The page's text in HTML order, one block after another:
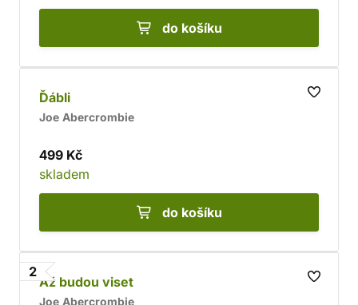
do košíku
Ďábli
Joe Abercrombie
499 Kč
skladem
do košíku
2
Až budou viset
Joe Abercrombie